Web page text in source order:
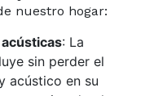
nuestro hogar:
: La
sin perder el
acústico en su